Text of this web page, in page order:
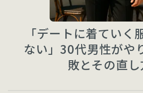
「デートに着ていく
ない」30代男性がや
敗とその直し